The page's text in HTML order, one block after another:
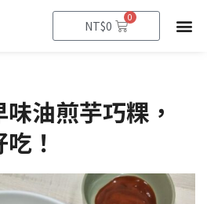
NT$0
0
購
物
籃
味油煎芋巧粿，
！